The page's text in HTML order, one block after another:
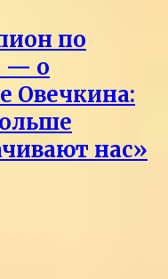
по
— о
Овечкина:
нас»